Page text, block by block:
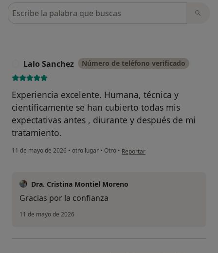
Busca en opiniones
Lalo Sanchez Número de teléfono verificado
Experiencia excelente. Humana, técnica y
científicamente se han cubierto todas mis
expectativas antes , diurante y después de mi
tratamiento.
11 de mayo de 2026 • otro lugar • Otro • en opinión del usuario Lalo Sanchez
Reportar
Dra. Cristina Montiel Moreno
Gracias por la confianza
11 de mayo de 2026